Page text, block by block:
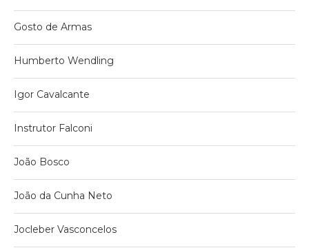
Gosto de Armas
Humberto Wendling
Igor Cavalcante
Instrutor Falconi
João Bosco
João da Cunha Neto
Jocleber Vasconcelos